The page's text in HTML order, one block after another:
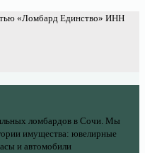
«Ломбард Единство» ИНН
ломбардов в Сочи. Мы
имущества: ювелирные
и автомобили